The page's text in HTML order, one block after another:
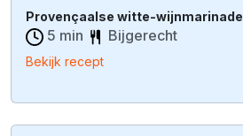
Provençaalse witte-wijnmarinade
5 min Bijgerecht
Bekijk recept